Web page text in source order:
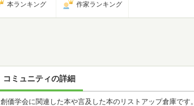
本ランキング 作家ランキング
コミュニティの詳細
創価学会に関連した本や言及した本のリストアップ倉庫です。